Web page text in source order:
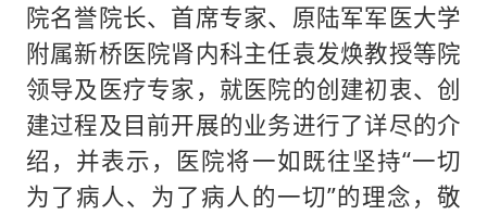
院名誉院长、首席专家、原陆军军医大学
附属新桥医院肾内科主任袁发焕教授等院
领导及医疗专家，就医院的创建初衷、创
建过程及目前开展的业务进行了详尽的介
绍，并表示，医院将一如既往坚持“一切
为了病人、为了病人的一切”的理念，敬